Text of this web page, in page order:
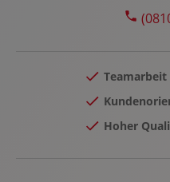
Spracheingabesystem
Spurwechselassistent
Start-Stopp System
TagfahrlichtHoher